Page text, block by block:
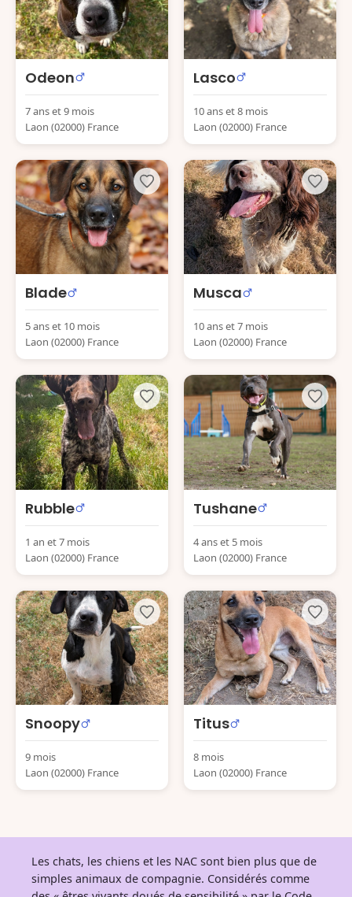
Odeon
7 ans et 9 mois
Laon (02000) France
Lasco
10 ans et 8 mois
Laon (02000) France
Blade
5 ans et 10 mois
Laon (02000) France
Musca
10 ans et 7 mois
Laon (02000) France
Rubble
1 an et 7 mois
Laon (02000) France
Tushane
4 ans et 5 mois
Laon (02000) France
Snoopy
9 mois
Laon (02000) France
Titus
8 mois
Laon (02000) France
Les chats, les chiens et les NAC sont bien plus que de
simples animaux de compagnie. Considérés comme